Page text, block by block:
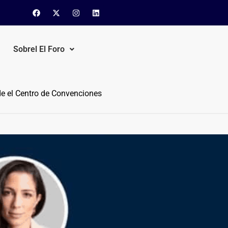
Sobrel El Foro
el Centro de Convenciones